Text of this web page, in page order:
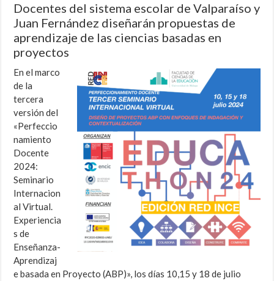
Docentes del sistema escolar de Valparaíso y
Juan Fernández diseñarán propuestas de
aprendizaje de las ciencias basadas en
proyectos
En el marco
de la
tercera
versión del
«Perfeccio
namiento
Docente
2024:
Seminario
Internacion
al Virtual.
Experiencia
s de
Enseñanza-
Aprendizaj
e basada en Proyecto (ABP)», los días 10,15 y 18 de julio